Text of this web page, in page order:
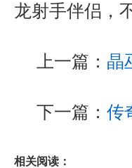
龙射手伴侣，
上一篇： 晶
下一篇： 传
相关阅读：